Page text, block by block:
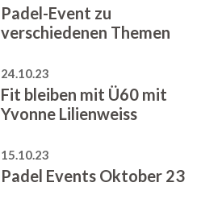
Padel-Event zu
verschiedenen Themen
24.10.23
Fit bleiben mit Ü60 mit
Yvonne Lilienweiss
15.10.23
Padel Events Oktober 23